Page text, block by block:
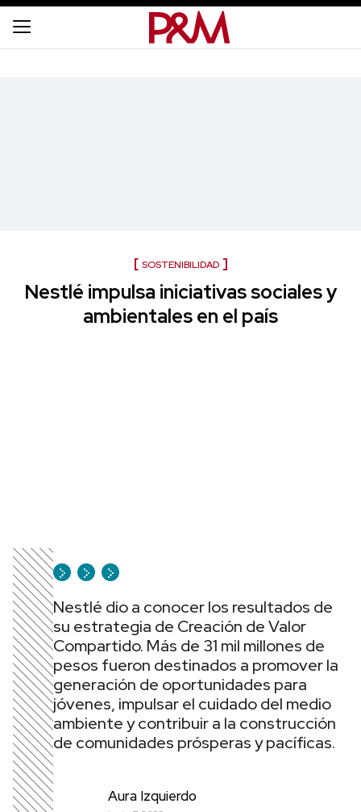
SOSTENIBILIDAD
Nestlé impulsa iniciativas sociales y
ambientales en el país
Nestlé dio a conocer los resultados de
su estrategia de Creación de Valor
Compartido. Más de 31 mil millones de
pesos fueron destinados a promover la
generación de oportunidades para
jóvenes, impulsar el cuidado del medio
ambiente y contribuir a la construcción
de comunidades prósperas y pacíficas.
Aura Izquierdo